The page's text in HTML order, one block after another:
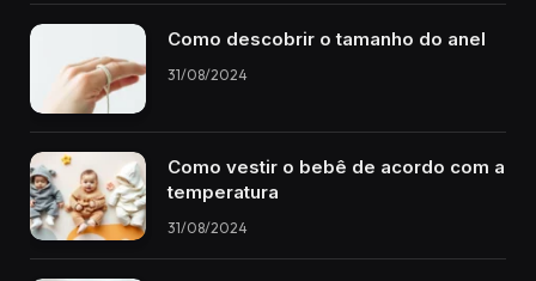
Como descobrir o tamanho do anel
31/08/2024
Como vestir o bebê de acordo com a
temperatura
31/08/2024